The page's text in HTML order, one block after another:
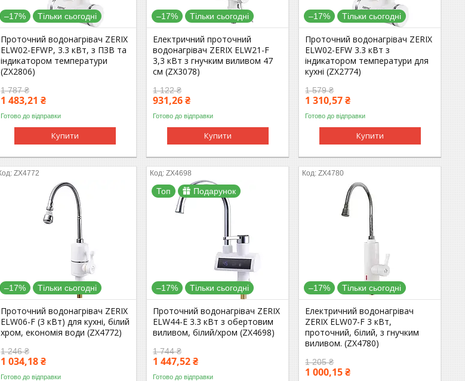
–17% Тільки сьогодні
Проточний водонагрівач ZERIX
ELW02-EFWP, 3.3 кВт, з ПЗВ та
індикатором температури
(ZX2806)
1 787 ₴
1 483,21 ₴
Готово до відправки
Купити
–17% Тільки сьогодні
Електричний проточний
водонагрівач ZERIX ELW21-F
3,3 кВт з гнучким виливом 47
см (ZX3078)
1 122 ₴
931,26 ₴
Готово до відправки
Купити
–17% Тільки сьогодні
Проточний водонагрівач ZERIX
ELW02-EFW 3.3 кВт з
індикатором температури для
кухні (ZX2774)
1 579 ₴
1 310,57 ₴
Готово до відправки
Купити
ZX4772
–17% Тільки сьогодні
Проточний водонагрівач ZERIX
ELW06-F (3 кВт) для кухні, білий
хром, економія води (ZX4772)
1 246 ₴
1 034,18 ₴
Готово до відправки
ZX4698
Топ Подарунок
–17% Тільки сьогодні
Проточний водонагрівач ZERIX
ELW44-E 3.3 кВт з обертовим
виливом, білий/хром (ZX4698)
1 744 ₴
1 447,52 ₴
Готово до відправки
ZX4780
–17% Тільки сьогодні
Електричний водонагрівач
ZERIX ELW07-F 3 кВт,
проточний, білий, з гнучким
виливом. (ZX4780)
1 205 ₴
1 000,15 ₴